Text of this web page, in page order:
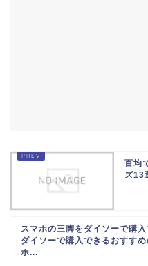
百均
ズ13
スマホの三脚をダイソーで購入
ダイソーで購入できるおすす
ホ...